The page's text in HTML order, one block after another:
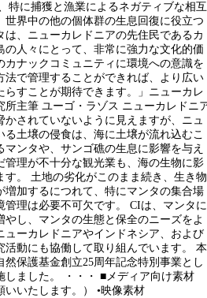
特に捕獲と漁業によるネガティブな相互
世界中の他の個体群の生息回復に役立つ
は、ニューカレドニアの先住民であるカ
の人々にとって、非常に強力な文化的価
カナックコミュニティに環境への意識を
法で管理することができれば、より広い
らすことが期待できます。」ニューカレ
所主筆 ユーゴ・ラゾス ニューカレドニ
かされていないように見えますが、ニュ
る土壌の侵食は、海に土壌が流れ込むこ
マンタや、サンゴ礁の生息に影響を与え
管理が不十分な観光業も、海の生物に影
す。 土地の劣化がこのまま続き、生き物
増加するにつれて、特にマンタの集合場
管理は必要不可欠です。 CIは、マンタに
やし、マンタの生態と保全のニーズをよ
ューカレドニアやインドネシア、および
活動にも協働して取り組んでいます。 本
然保護基金創立25周年記念特別事業とし
しました。 ・・・ ■メディア向け素材
いいたします。） •映像素材